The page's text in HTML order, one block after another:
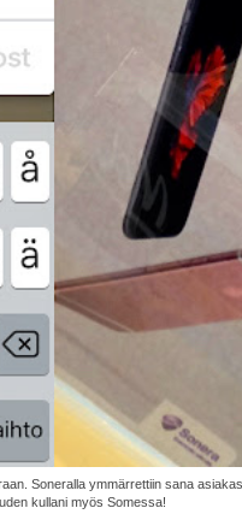
Soneralla ymmärrettiin sana
kullani myös Somessa!